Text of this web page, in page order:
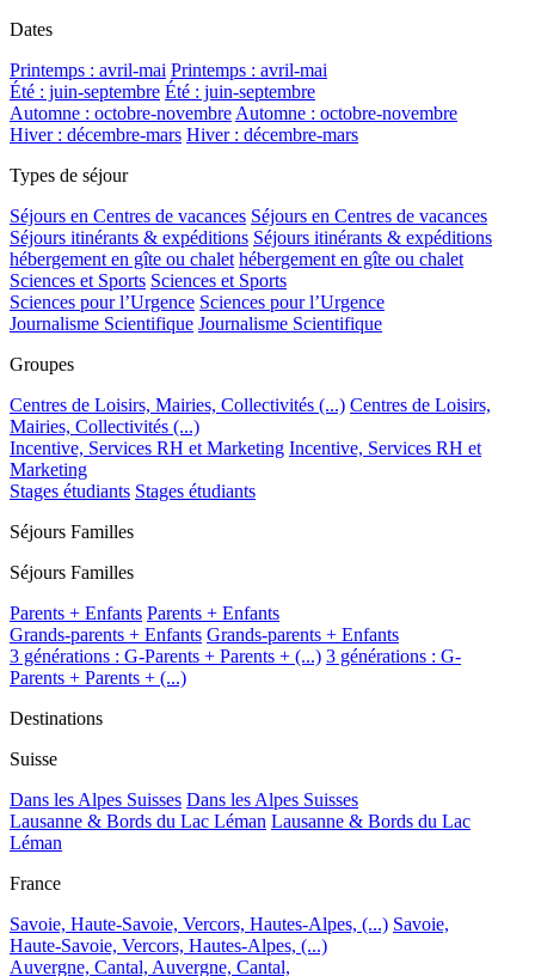
Dates
Printemps : avril-mai Printemps : avril-mai
Été : juin-septembre Été : juin-septembre
Automne : octobre-novembre Automne : octobre-novembre
Hiver : décembre-mars Hiver : décembre-mars
Types de séjour
Séjours en Centres de vacances Séjours en Centres de vacances
Séjours itinérants & expéditions Séjours itinérants & expéditions
hébergement en gîte ou chalet hébergement en gîte ou chalet
Sciences et Sports Sciences et Sports
Sciences pour l’Urgence Sciences pour l’Urgence
Journalisme Scientifique Journalisme Scientifique
Groupes
Centres de Loisirs, Mairies, Collectivités (...) Centres de Loisirs,
Mairies, Collectivités (...)
Incentive, Services RH et Marketing Incentive, Services RH et
Marketing
Stages étudiants Stages étudiants
Séjours Familles
Séjours Familles
Parents + Enfants Parents + Enfants
Grands-parents + Enfants Grands-parents + Enfants
3 générations : G-Parents + Parents + (...) 3 générations : G-
Parents + Parents + (...)
Destinations
Suisse
Dans les Alpes Suisses Dans les Alpes Suisses
Lausanne & Bords du Lac Léman Lausanne & Bords du Lac
Léman
France
Savoie, Haute-Savoie, Vercors, Hautes-Alpes, (...) Savoie,
Haute-Savoie, Vercors, Hautes-Alpes, (...)
Auvergne, Cantal, Auvergne, Cantal,